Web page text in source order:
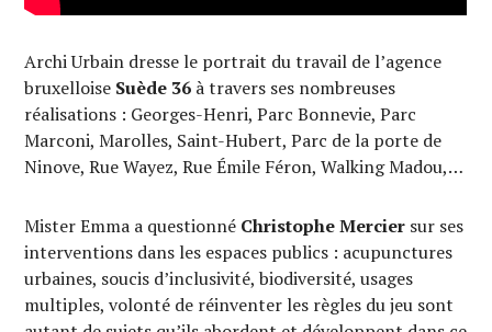
Archi Urbain dresse le portrait du travail de l’agence
bruxelloise Suède 36 à travers ses nombreuses
réalisations : Georges-Henri, Parc Bonnevie, Parc
Marconi, Marolles, Saint-Hubert, Parc de la porte de
Ninove, Rue Wayez, Rue Émile Féron, Walking Madou,…
Mister Emma a questionné Christophe Mercier sur ses
interventions dans les espaces publics : acupunctures
urbaines, soucis d’inclusivité, biodiversité, usages
multiples, volonté de réinventer les règles du jeu sont